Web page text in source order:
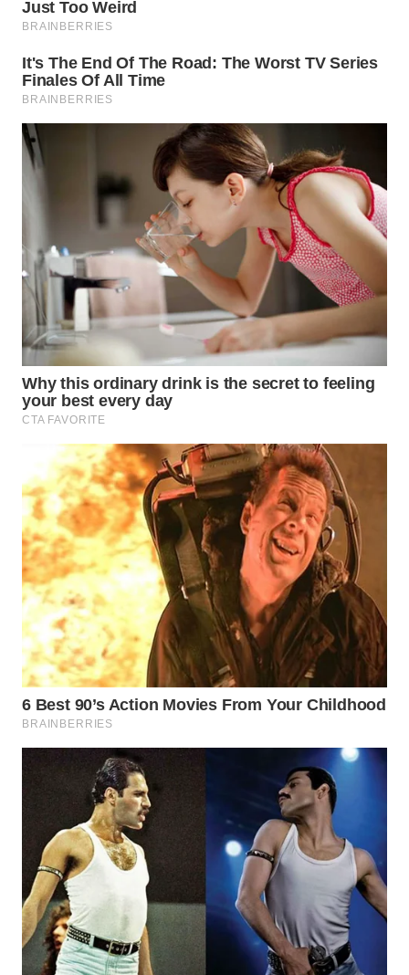
WN
WN
BOGOR
WN
DEPOK
WN
TAPANULI
UTARA
WN
SAMOSIR
WN
PADANG
LAWAS
WN
SUMEDANG
WN
CIANJUR
KEPULAUAN
SERIBU
WN
TANGERANG
WN
BINJAI
WN